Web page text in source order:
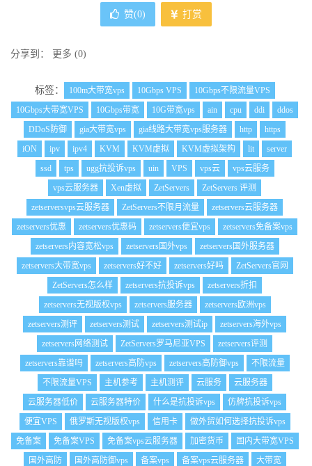
赞(0) 打赏
分享到： 更多 (0)
标签： 100m大带宽vps 10Gbps VPS
10Gbps不限流量VPS
10Gbps大带宽VPS
10Gbps带宽 10G带宽vps ain cpu ddi
ddos
DDoS防御
gia大带宽vps gia线路大带宽vps服务器 http
https
iON
ipv ipv4 KVM KVM虚拟 KVM虚拟架构 lit
server
ssd
tps ugg抗投诉vps uin VPS vps云
vps云服务
vps云服务器
Xen虚拟 ZetServers
ZetServers 评测
zetserversvps云服务器
ZetServers不限月流量
zetservers云服务器
zetservers优惠
zetservers优惠码 zetservers便宜vps
zetservers免备案vps
zetservers内容宽松vps
zetservers国外vps
zetservers国外服务器
zetservers大带宽vps
zetservers好不好 zetservers好吗
ZetServers官网
ZetServers怎么样
zetservers抗投诉vps
zetservers折扣
zetservers无视版权vps
zetservers服务器
zetservers欧洲vps
zetservers测评
zetservers测试 zetservers测试ip
zetservers海外vps
zetservers网络测试
ZetServers罗马尼亚VPS
zetservers评测
zetservers靠谱吗
zetservers高防vps zetservers高防御vps
不限流量
不限流量VPS
主机参考 主机测评 云服务
云服务器
云服务器低价
云服务器特价 什么是抗投诉vps
仿牌抗投诉vps
便宜VPS
俄罗斯无视版权vps 信用卡
做外贸如何选择抗投诉vps
免备案
免备案VPS 免备案vps云服务器 加密货币
国内大带宽VPS
国外高防
国外高防御vps 备案vps 备案vps云服务器
大带宽